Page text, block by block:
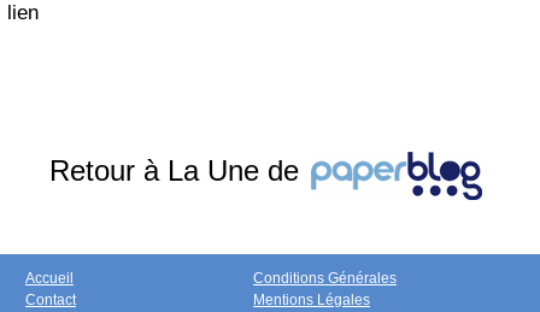
lien
Retour à La Une de
Accueil
Contact
Conditions Générales
Mentions Légales